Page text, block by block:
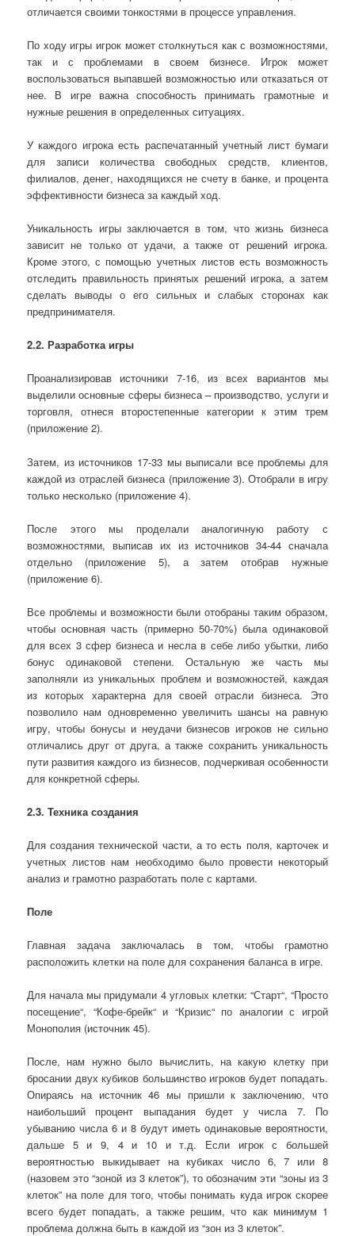
отличается своими тонкостями в процессе управления.
По ходу игры игрок может столкнуться как с возможностями,
так и с проблемами в своем бизнесе. Игрок может
воспользоваться выпавшей возможностью или отказаться от
нее. В игре важна способность принимать грамотные и
нужные решения в определенных ситуациях.
У каждого игрока есть распечатанный учетный лист бумаги
для записи количества свободных средств, клиентов,
филиалов, денег, находящихся не счету в банке, и процента
эффективности бизнеса за каждый ход.
Уникальность игры заключается в том, что жизнь бизнеса
зависит не только от удачи, а также от решений игрока.
Кроме этого, с помощью учетных листов есть возможность
отследить правильность принятых решений игрока, а затем
сделать выводы о его сильных и слабых сторонах как
предпринимателя.
2.2. Разработка игры
Проанализировав источники 7-16, из всех вариантов мы
выделилиосновные сферы бизнеса – производство, услуги и
торговля, отнеся второстепенные категории к этим трем
(приложение 2).
Затем, из источников 17-33 мы выписали все проблемы для
каждой из отраслей бизнеса (приложение 3). Отобрали в игру
только несколько (приложение 4).
После этого мы проделали аналогичную работу с
возможностями, выписав их из источников 34-44 сначала
отдельно (приложение 5), а затем отобрав нужные
(приложение 6).
Все проблемы и возможностибыли отобраны таким образом,
чтобы основная часть (примерно 50-70%) была одинаковой
для всех 3 сфер бизнеса и несла в себе либо убытки, либо
бонус одинаковой степени. Остальную же часть мы
заполняли из уникальных проблем и возможностей, каждая
из которых характерна для своей отрасли бизнеса. Это
позволило нам одновременно увеличить шансы на равную
игру, чтобы бонусы и неудачи бизнесов игроков не сильно
отличались друг от друга, а также сохранить уникальность
пути развития каждого из бизнесов, подчеркивая особенности
для конкретной сферы.
2.3. Техника создания
Для создания технической части, а то есть поля, карточек и
учетных листов нам необходимо было провести некоторый
анализ и грамотно разработать поле с картами.
Поле
Главная задача заключалась в том, чтобы грамотно
расположить клетки на поле для сохранения баланса в игре.
Для начала мы придумали 4 угловых клетки: “Старт“, “Просто
посещение“, “Кофе-брейк“и “Кризис“по аналогии с игрой
Монополия (источник 45).
После, нам нужно было вычислить, на какую клетку при
бросании двух кубиков большинство игроков будет попадать.
Опираясь на источник 46 мы пришли к заключению, что
наибольший процент выпадания будет у числа 7. По
убыванию числа 6 и 8 будут иметь одинаковые вероятности,
дальше 5 и 9, 4 и 10 и т.д. Если игрок с большей
вероятностью выкидывает на кубиках число 6, 7 или 8
(назовем это “зоной из 3 клеток”), то обозначим эти “зоны из 3
клеток” на поле для того, чтобы понимать куда игрок скорее
всего будет попадать, а также решим,что как минимум 1
проблема должна быть вкаждой из “зон из 3 клеток”.